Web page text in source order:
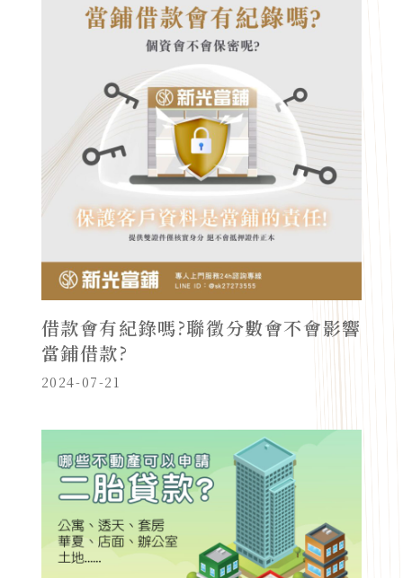
借款會有紀錄嗎?聯徵分數會不會影響
當鋪借款?
2024-07-21